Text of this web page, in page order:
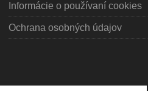
Informácie o používaní cookies
Ochrana osobných údajov